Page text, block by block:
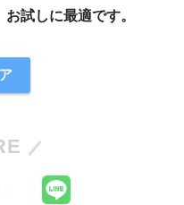
試しに最適です。